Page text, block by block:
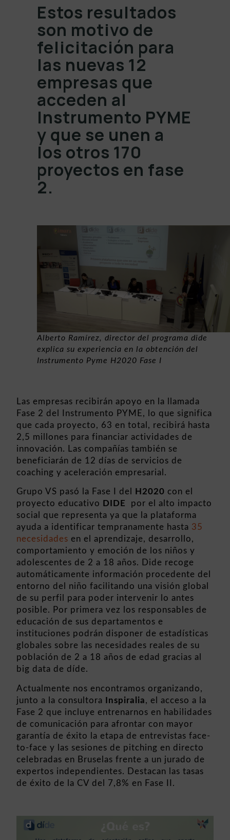
Estos resultados
son motivo de
felicitación para
las nuevas 12
empresas que
acceden al
Instrumento PYME
y que se unen a
los otros 170
proyectos en fase
2.
Alberto Ramírez, director del programa dide
explica su experiencia en la obtención del
Instrumento Pyme H2020 Fase I
Las empresas recibirán apoyo en la llamada
Fase 2 del Instrumento PYME, lo que significa
que cada proyecto, 63 en total, recibirá hasta
2,5 millones para financiar actividades de
innovación. Las compañías también se
beneficiarán de 12 días de servicios de
coaching y aceleración empresarial.
Grupo VS pasó la Fase I del H2020 con el
proyecto educativo DIDE
por el alto impacto
social que representa ya que la plataforma
ayuda a identificar tempranamente hasta 35
necesidades en el aprendizaje, desarrollo,
comportamiento y emoción de los niños y
adolescentes de 2 a 18 años. Dide recoge
automáticamente información procedente del
entorno del niño facilitando una visión global
de su perfil para poder intervenir lo antes
posible. Por primera vez los responsables de
educación de sus departamentos e
instituciones podrán disponer de estadísticas
globales sobre las necesidades reales de su
población de 2 a 18 años de edad gracias al
big data de díde.
Actualmente nos encontramos organizando,
junto a la consultora
Inspiralia, el acceso a la
Fase 2 que incluye entrenarnos en habilidades
de comunicación para afrontar con mayor
garantía de éxito la etapa de entrevistas face-
to-face y las sesiones de pitching en directo
celebradas en Bruselas frente a un jurado de
expertos independientes. Destacan las tasas
de éxito de la CV del 7,8% en Fase II.